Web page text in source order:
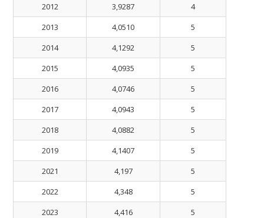
2012
3,9287
4
2013
4,0510
5
2014
4,1292
5
2015
4,0935
5
2016
4,0746
5
2017
4,0943
5
2018
4,0882
5
2019
4,1407
5
2021
4,197
5
2022
4,348
5
2023
4,416 5